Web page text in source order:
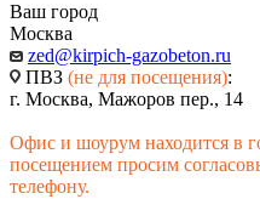
Ваш город
Москва
zed@kirpich-gazobeton.ru
ПВЗ (не для посещения):
г. Москва, Мажоров пер., 14
Офис и шоурум находится в
посещением просим
телефону.